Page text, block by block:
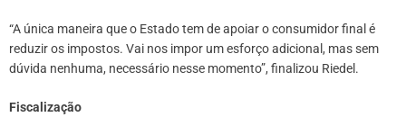
“A única maneira que o Estado tem de apoiar o consumidor final é
reduzir os impostos. Vai nos impor um esforço adicional, mas sem
dúvida nenhuma, necessário nesse momento”, finalizou Riedel.
Fiscalização